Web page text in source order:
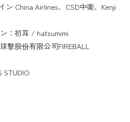
ン China Airlines、CSD中衛、Kenji
：初耳 / hatsumimi
擊股份有限公司FIREBALL
STUDIO